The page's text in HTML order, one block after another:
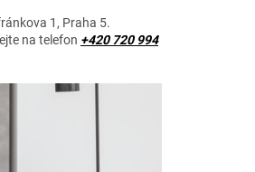
1, Praha 5.
na telefon +420 720 994